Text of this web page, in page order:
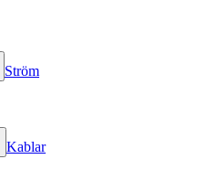
Ström
Kablar